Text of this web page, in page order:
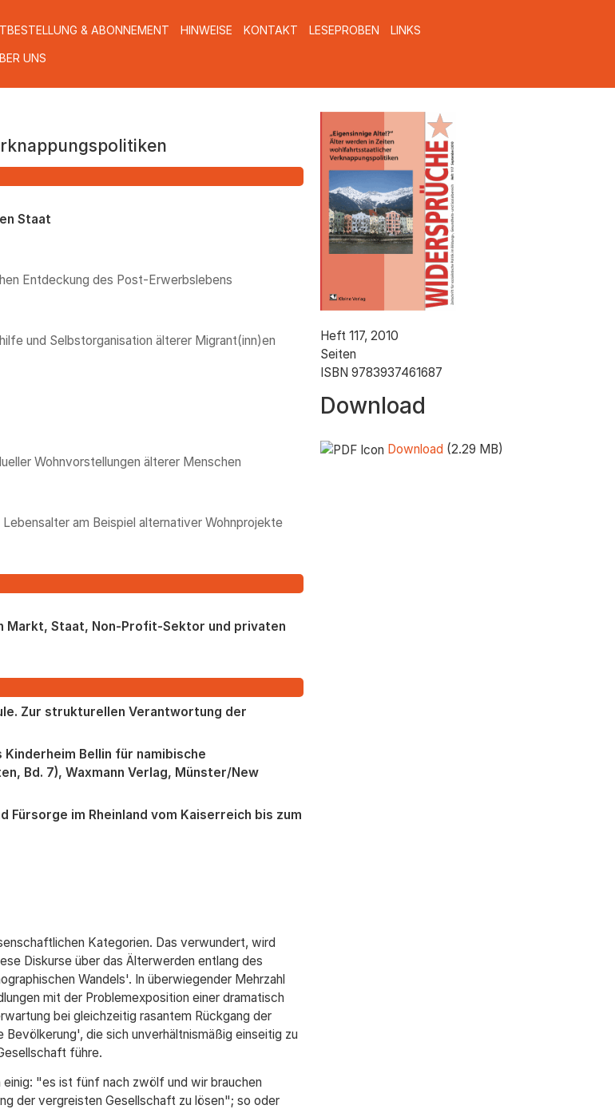
& ABONNEMENT HINWEISE KONTAKT LESEPROBEN LINKS
UNS
Staat
Entdeckung des Post-Erwerbslebens
und Selbstorganisation älterer Migrant(inn)en
Wohnvorstellungen älterer Menschen
am Beispiel alternativer Wohnprojekte
Markt, Staat, Non-Profit-Sektor und privaten
Zur strukturellen Verantwortung der
Bellin für namibische
Bd. 7), Waxmann Verlag, Münster/New
Fürsorge im Rheinland vom Kaiserreich bis zum
Kategorien. Das verwundert, wird
Diskurse über das Älterwerden entlang des
Wandels'. In überwiegender Mehrzahl
mit der Problemexposition einer dramatisch
bei gleichzeitig rasantem Rückgang der
die sich unverhältnismäßig einseitig zu
führe.
"es ist fünf nach zwölf und wir brauchen
der vergreisten Gesellschaft zu lösen"; so oder
ws_titel_117.gif
Heft 117, 2010
Seiten
ISBN 9783937461687
Download
Download (2.29 MB)